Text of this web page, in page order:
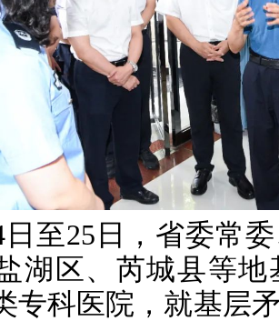
25日，省委常委
湖区、芮城县等
专科医院，就基层